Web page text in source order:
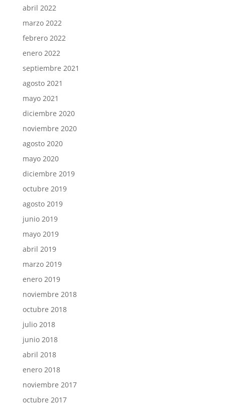
abril 2022
marzo 2022
febrero 2022
enero 2022
septiembre 2021
agosto 2021
mayo 2021
diciembre 2020
noviembre 2020
agosto 2020
mayo 2020
diciembre 2019
octubre 2019
agosto 2019
junio 2019
mayo 2019
abril 2019
marzo 2019
enero 2019
noviembre 2018
octubre 2018
julio 2018
junio 2018
abril 2018
enero 2018
noviembre 2017
octubre 2017